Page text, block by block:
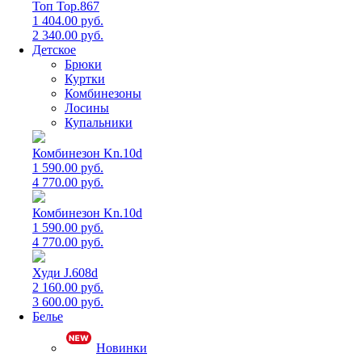
Топ Top.867
1 404.00 руб.
2 340.00 руб.
Детское
Брюки
Куртки
Комбинезоны
Лосины
Купальники
Комбинезон Kn.10d
1 590.00 руб.
4 770.00 руб.
Комбинезон Kn.10d
1 590.00 руб.
4 770.00 руб.
Худи J.608d
2 160.00 руб.
3 600.00 руб.
Белье
Новинки